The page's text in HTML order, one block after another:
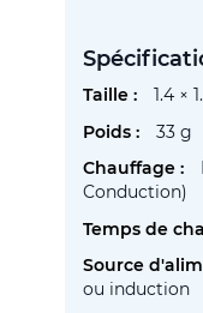
Plus
1.4 ×
33 g
Conduction)
ou induction